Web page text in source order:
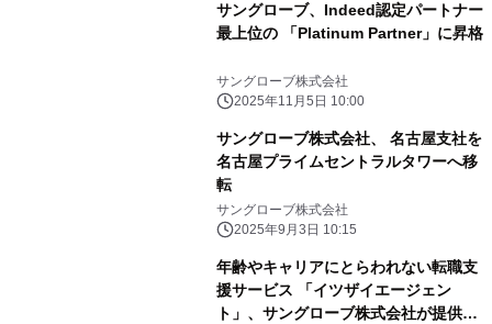
サングローブ、Indeed認定パートナー
最上位の 「Platinum Partner」に昇格
サングローブ株式会社
2025年11月5日 10:00
サングローブ株式会社、 名古屋支社を
名古屋プライムセントラルタワーへ移
転
サングローブ株式会社
2025年9月3日 10:15
年齢やキャリアにとらわれない転職支
援サービス 「イツザイエージェン
ト」、サングローブ株式会社が提供開